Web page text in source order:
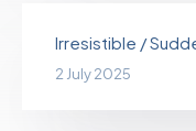
Irresistible /
2 July 2025